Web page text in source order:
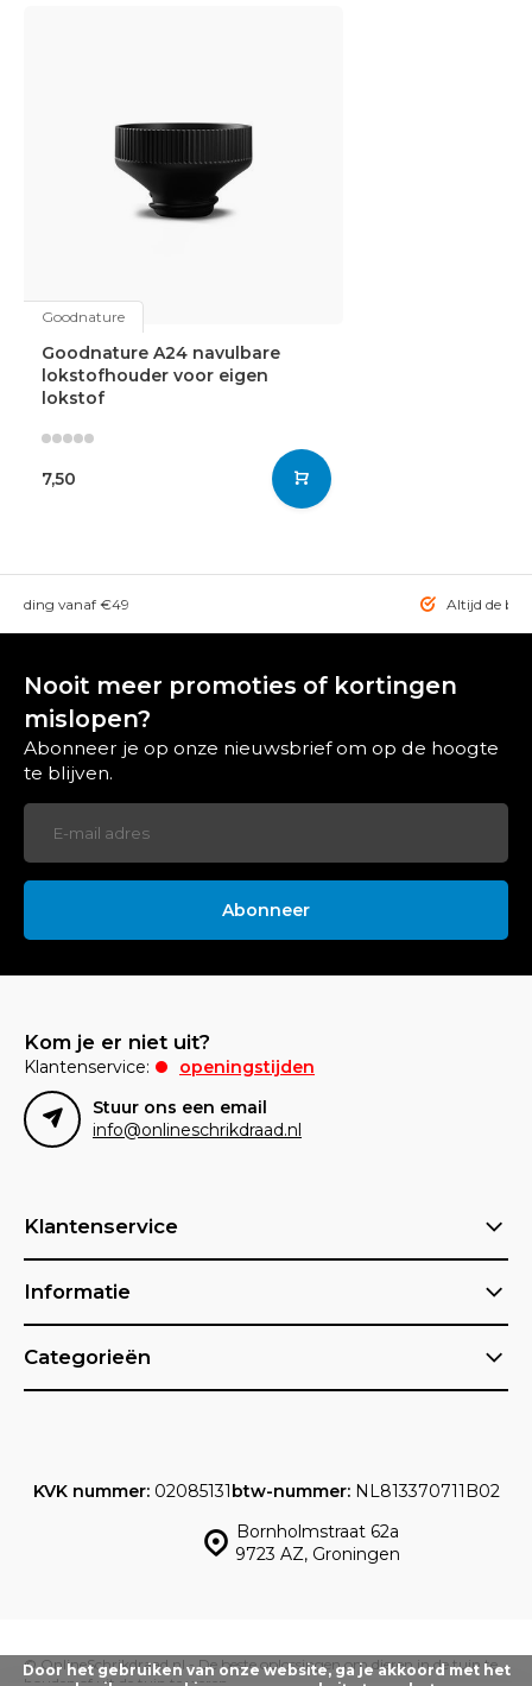
Goodnature
Goodnature A24 navulbare
lokstofhouder voor eigen
lokstof
7,50
vanaf €49 Altijd de
Nooit meer promoties of kortingen
mislopen?
Abonneer je op onze nieuwsbrief om op de hoogte
te blijven.
Abonneer
Kom je er niet uit?
Klantenservice:
openingstijden
Stuur ons een email
info@onlineschrikdraad.nl
Klantenservice
Informatie
Categorieën
Bornholmstraat 62a
9723 AZ, Groningen
KVK nummer:02085131 btw-nummer:NL813370711B02
© OnlineSchrikdraad.nl - De beste oplossingen om dieren in de tuin te
Door het gebruiken van onze website, ga je akkoord met het